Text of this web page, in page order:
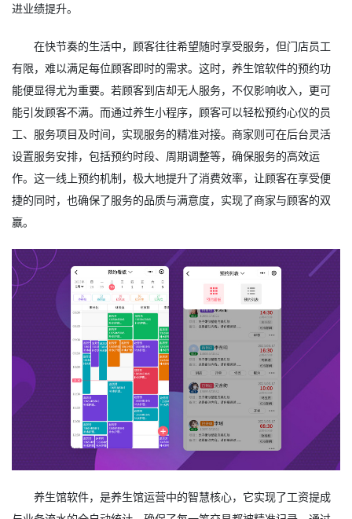
进业绩提升。
在快节奏的生活中，顾客往往希望随时享受服务，但门店员工
有限，难以满足每位顾客即时的需求。这时，养生馆软件的预约功
能便显得尤为重要。若顾客到店却无人服务，不仅影响收入，更可
能引发顾客不满。而通过养生小程序，顾客可以轻松预约心仪的员
工、服务项目及时间，实现服务的精准对接。商家则可在后台灵活
设置服务安排，包括预约时段、周期调整等，确保服务的高效运
作。这一线上预约机制，极大地提升了消费效率，让顾客在享受便
捷的同时，也确保了服务的品质与满意度，实现了商家与顾客的双
赢。
养生馆软件，是养生馆运营中的智慧核心，它实现了工资提成